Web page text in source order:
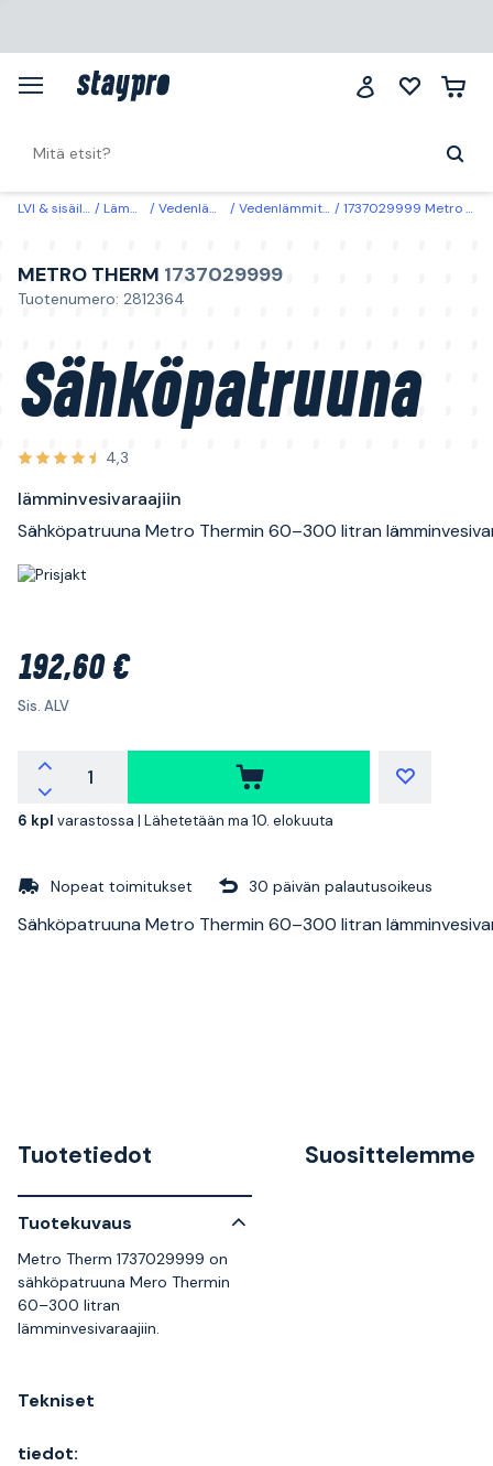
LVI & sisäilma Lämmitys Vedenlämmittimet Vedenlämmittimen lisävarusteet 1737029999 Metro Therm Sähköpatruuna lämminvesivaraajiin
METRO THERM 1737029999
Tuotenumero: 2812364
Sähköpatruuna
4,3
lämminvesivaraajiin
Sähköpatruuna Metro Thermin 60–300 litran
192,60 €
Sis. ALV
6 kpl varastossa | Lähetetään ma 10. elokuuta
Nopeat toimitukset 30 päivän palautusoikeus
Sähköpatruuna Metro Thermin 60–300 litran
Tuotetiedot
Tuotekuvaus
Metro Therm 1737029999 on
sähköpatruuna Mero Thermin
60–300 litran
lämminvesivaraajiin.
Tekniset
tiedot:
Suosittelemme